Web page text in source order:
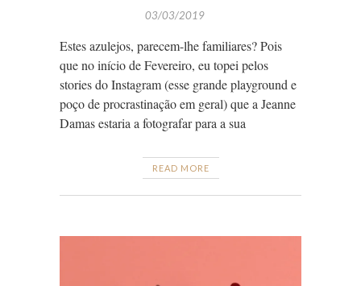
03/03/2019
Estes azulejos, parecem-lhe familiares? Pois
que no início de Fevereiro, eu topei pelos
stories do Instagram (esse grande playground e
poço de procrastinação em geral) que a Jeanne
Damas estaria a fotografar para a sua
READ MORE